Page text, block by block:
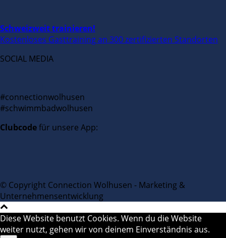
Schweizweit trainieren!
Kostenloses Gasttraining an 300 zertifizierten Standorten
SOCIAL MEDIA
#connectionwolhusen
#schwimmbadwolhusen
Clubcodefür unsere App:
© Copyright Connection Wolhusen - Marketing &
Unternehmensentwicklung
Diese Website benutzt Cookies. Wenn du die Website
weiter nutzt, gehen wir von deinem Einverständnis aus.